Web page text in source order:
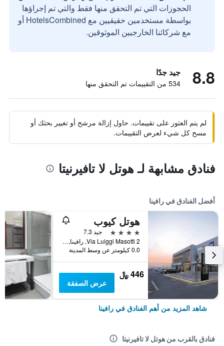
الحجوزات التي تم التحقق منها فقط والتي تم إجراؤها
بواسطة مستخدمين حقيقيين مع HotelsCombined أو
مع شركائنا الخارجيين الموثوقين.
8.8 جيد جدًا
534 من التقييمات تم التحقق منها
لم يتم العثور على تقييمات. حاول إزالة مرشح أو تغيير بحثك أو
مسح كل شيء لعرض التقييمات.
فنادق مشابهة لـ هوتل لا تافيرنيتا
أفضل الفنادق في رافينا
هوتل كيوب
4 نجوم
جيد 7.3
Via Luiggi Masotti 2, رافينا, مقاطعة رافينا, إيطاليا
0.0 كيلومتر عن وسط المدينة
446 ﷼
عرض الصفقة
شاهد المزيد من أهم الفنادق في رافينا
فنادق بالقرب من هوتل لا تافيرنيتا